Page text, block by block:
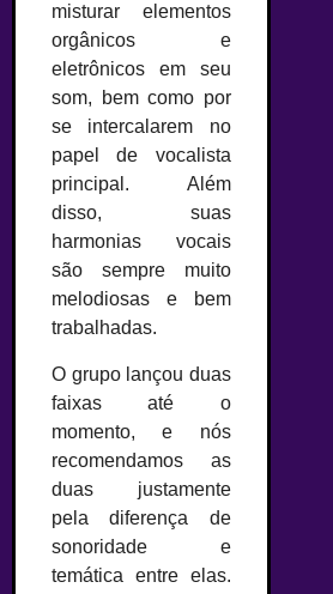
misturar elementos
orgânicos e
eletrônicos em seu
som, bem como por
se intercalarem no
papel de vocalista
principal. Além
disso, suas
harmonias vocais
são sempre muito
melodiosas e bem
trabalhadas.
O grupo lançou duas
faixas até o
momento, e nós
recomendamos as
duas justamente
pela diferença de
sonoridade e
temática entre elas.